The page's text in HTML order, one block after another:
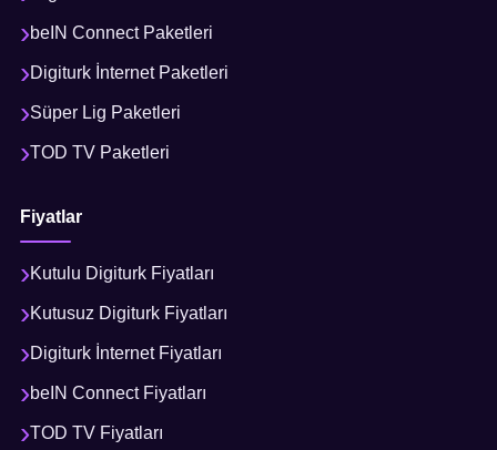
beIN Connect Paketleri
Digiturk İnternet Paketleri
Süper Lig Paketleri
TOD TV Paketleri
Fiyatlar
Kutulu Digiturk Fiyatları
Kutusuz Digiturk Fiyatları
Digiturk İnternet Fiyatları
beIN Connect Fiyatları
TOD TV Fiyatları